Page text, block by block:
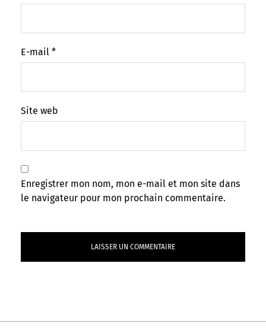
E-mail *
Site web
Enregistrer mon nom, mon e-mail et mon site dans
le navigateur pour mon prochain commentaire.